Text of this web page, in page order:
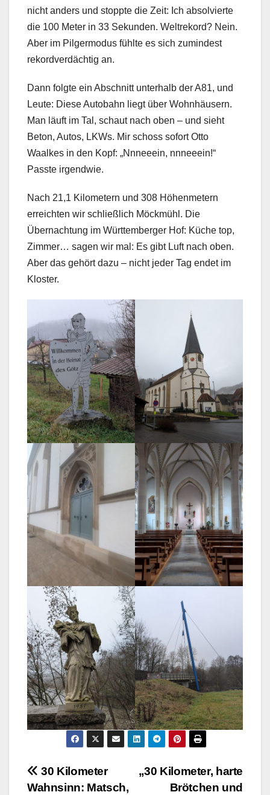
nicht anders und stoppte die Zeit: Ich absolvierte
die 100 Meter in 33 Sekunden. Weltrekord? Nein.
Aber im Pilgermodus fühlte es sich zumindest
rekordverdächtig an.
Dann folgte ein Abschnitt unterhalb der A81, und
Leute: Diese Autobahn liegt über Wohnhäusern.
Man läuft im Tal, schaut nach oben – und sieht
Beton, Autos, LKWs. Mir schoss sofort Otto
Waalkes in den Kopf: „Nnneeein, nnneeein!“
Passte irgendwie.
Nach 21,1 Kilometern und 308 Höhenmetern
erreichten wir schließlich Möckmühl. Die
Übernachtung im Württemberger Hof: Küche top,
Zimmer… sagen wir mal: Es gibt Luft nach oben.
Aber das gehört dazu – nicht jeder Tag endet im
Kloster.
Beitragsnavigation
„30 Kilometer, harte
Brötchen und
30 Kilometer
Wahnsinn: Matsch,